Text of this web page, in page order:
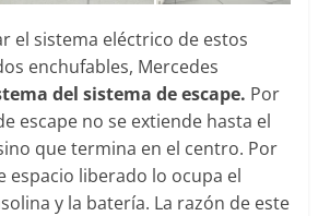
el sistema eléctrico de estos
enchufables, Mercedes
del sistema de escape. Por
escape no se extiende hasta el
que termina en el centro. Por
espacio liberado lo ocupa el
y la batería. La razón de este